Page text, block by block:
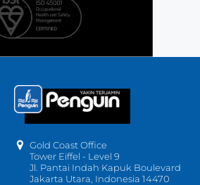
Gold Coast Office
Tower Eiffel - Level 9
Jl. Pantai Indah Kapuk Boulevard
Jakarta Utara, Indonesia 14470